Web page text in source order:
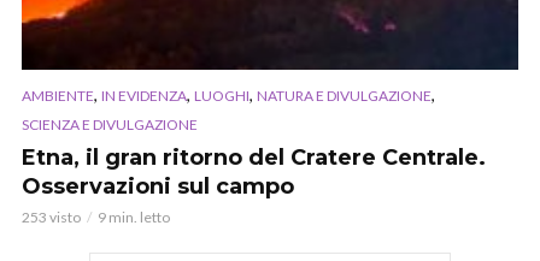
AMBIENTE, IN EVIDENZA, LUOGHI, NATURA E DIVULGAZIONE,
SCIENZA E DIVULGAZIONE
Etna, il gran ritorno del Cratere Centrale.
Osservazioni sul campo
253 visto 9 min. letto